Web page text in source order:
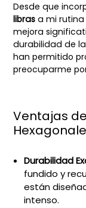
Desde que
libras a mi
mejora
durabilidad de
han permitido
preocuparme
Ventajas
Durabilidad
fundido y
están
intenso.